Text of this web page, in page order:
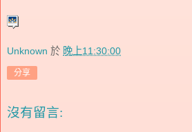
Unknown 於 晚上11:30:00
分享
沒有留言: